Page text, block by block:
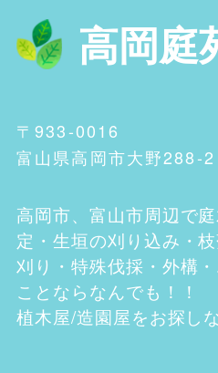
高岡庭
〒933-0016
富山県高岡市大野288-2
高岡市、富山市周辺で
定・生垣の刈り込み・
刈り・特殊伐採・外構
ことならなんでも！！
植木屋/造園屋をお探し